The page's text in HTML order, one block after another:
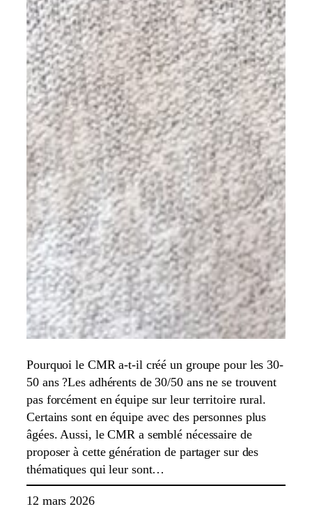
Pourquoi le CMR a-t-il créé un groupe pour les 30-
50 ans ?Les adhérents de 30/50 ans ne se trouvent
pas forcément en équipe sur leur territoire rural.
Certains sont en équipe avec des personnes plus
âgées. Aussi, le CMR a semblé nécessaire de
proposer à cette génération de partager sur des
thématiques qui leur sont…
12 mars 2026